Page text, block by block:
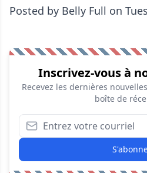
Posted by Belly Full on
Inscrivez-vous à
Recevez les dernières
boîte de